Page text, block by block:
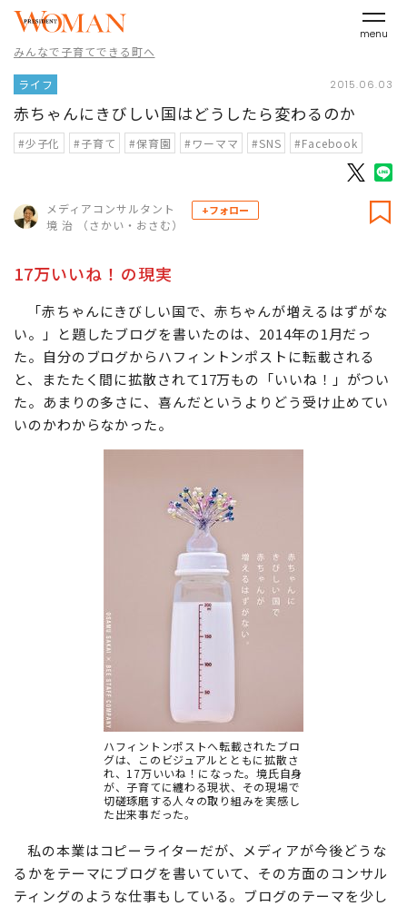
menu
みんなで子育てできる町へ
ライフ 2015.06.03
赤ちゃんにきびしい国はどうしたら変わるのか
#少子化 #子育て #保育園 #ワーママ #SNS #Facebook
メディアコンサルタント
境 治 （さかい・おさむ）
+フォロー
17万いいね！の現実
「赤ちゃんにきびしい国で、赤ちゃんが増えるはずがな
い。」と題したブログを書いたのは、2014年の1月だっ
た。自分のブログからハフィントンポストに転載される
と、またたく間に拡散されて17万もの「いいね！」がつい
た。あまりの多さに、喜んだというよりどう受け止めてい
いのかわからなかった。
ハフィントンポストへ転載されたブロ
グは、このビジュアルとともに拡散さ
れ、17万いいね！になった。境氏自身
が、子育てに纏わる現状、その現場で
切磋琢磨する人々の取り組みを実感し
た出来事だった。
私の本業はコピーライターだが、メディアが今後どうな
るかをテーマにブログを書いていて、その方面のコンサル
ティングのような仕事もしている。ブログのテーマを少し